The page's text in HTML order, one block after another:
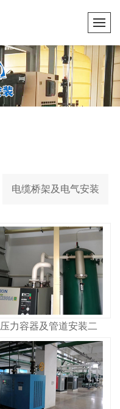
电缆桥架及电气安装
压力容器及管道安装二